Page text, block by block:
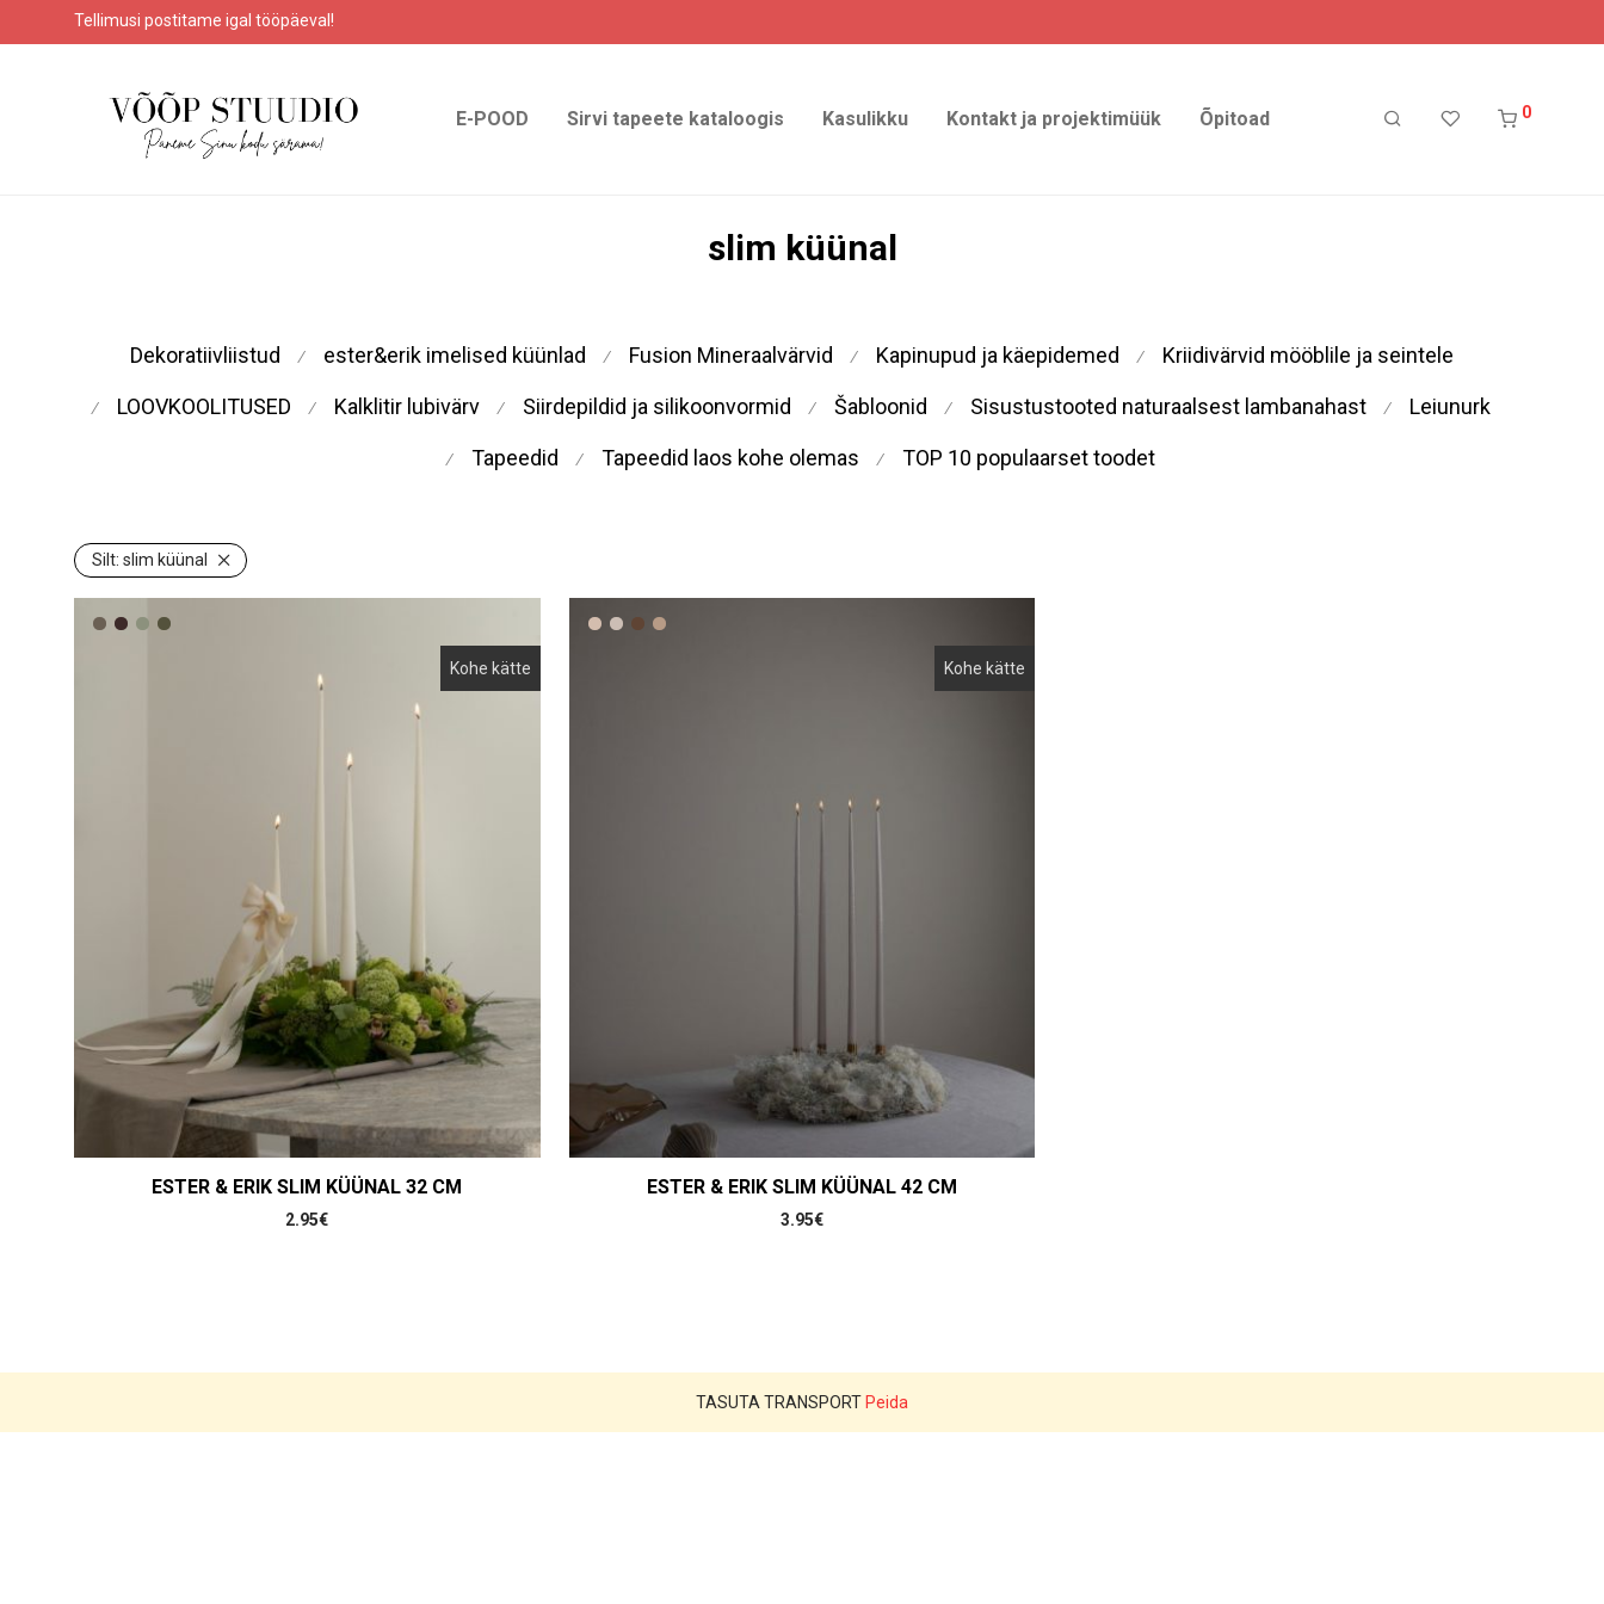
TASUTA TRANSPORT Peida
Tellimusi postitame igal tööpäeval!
E-POOD Sirvi tapeete kataloogis Kasulikku Kontakt ja projektimüük Õpitoad 0
slim küünal
Dekoratiivliistud ⁄ ester&erik imelised küünlad ⁄ Fusion Mineraalvärvid ⁄ Kapinupud ja käepidemed ⁄ Kriidivärvid mööblile ja seintele
⁄ LOOVKOOLITUSED ⁄ Kalklitir lubivärv ⁄ Siirdepildid ja silikoonvormid ⁄ Šabloonid ⁄ Sisustustooted naturaalsest lambanahast ⁄ Leiunurk
⁄ Tapeedid ⁄ Tapeedid laos kohe olemas ⁄ TOP 10 populaarset toodet
Silt: slim küünal
Kohe kätte
ESTER & ERIK SLIM KÜÜNAL 32 CM
2.95€
Kohe kätte
ESTER & ERIK SLIM KÜÜNAL 42 CM
3.95€